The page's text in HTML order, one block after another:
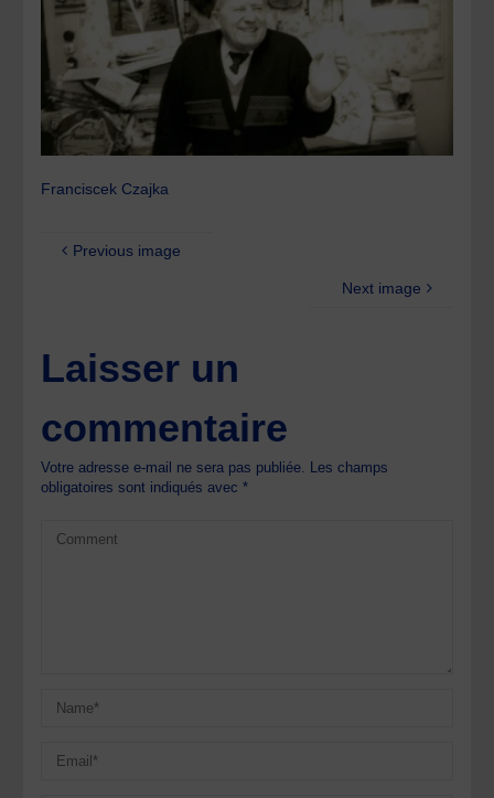
Franciscek Czajka
Previous image
Next image
Laisser un
commentaire
Votre adresse e-mail ne sera pas publiée. Les champs
obligatoires sont indiqués avec*